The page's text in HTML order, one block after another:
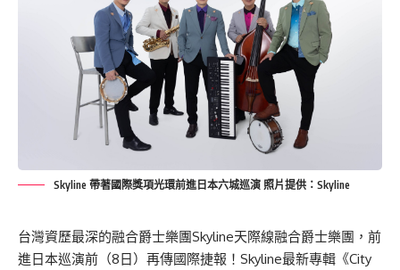
Skyline 帶著國際獎項光環前進日本六城巡演 照片提供：Skyline
台灣資歷最深的融合爵士樂團Skyline天際線融合爵士樂團，前
進日本巡演前（8日）再傳國際捷報！Skyline最新專輯《City